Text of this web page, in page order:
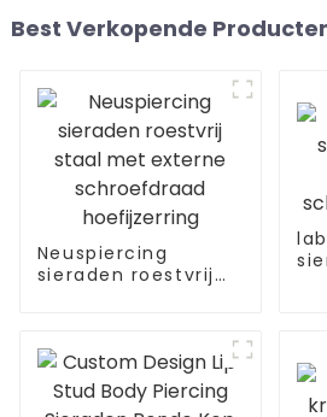
Best Verkopende
Neuspiercing
sieraden roestvrij